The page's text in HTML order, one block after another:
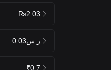
₨2.03
ر.س0.03
₹0.7